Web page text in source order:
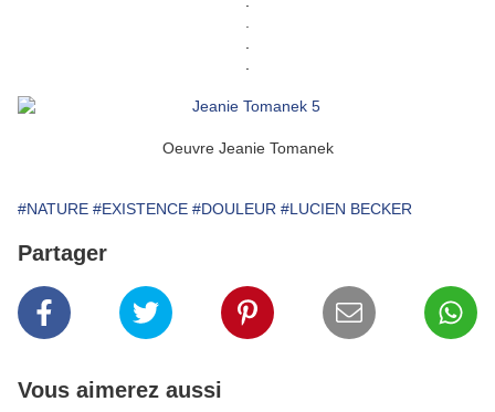
Oeuvre Jeanie Tomanek
#NATURE #EXISTENCE #DOULEUR #LUCIEN BECKER
Partager
Vous aimerez aussi